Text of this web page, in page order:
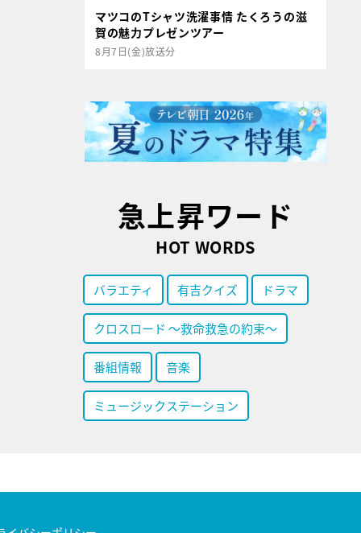
マツコのTシャツ洗濯事情 たくろうの滋
賀の魅力プレゼンツアー
8月7日(金)放送分
急上昇ワード
HOT WORDS
バラエティ 有吉クイズ ドラマ
クロスロード ～救命救急の約束～
番組情報 音楽
ミュージックステーション